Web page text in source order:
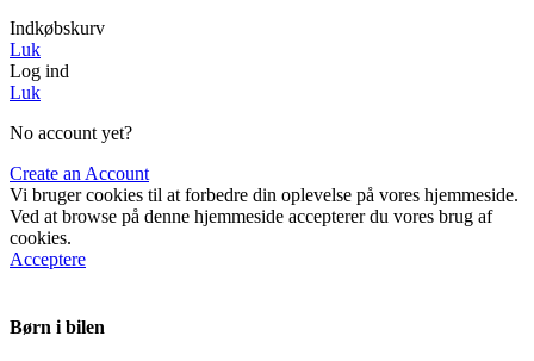
Indkøbskurv
Luk
Log ind
Luk
No account yet?
Create an Account
Vi bruger cookies til at forbedre din oplevelse på vores hjemmeside.
Ved at browse på denne hjemmeside accepterer du vores brug af
cookies.
Acceptere
Børn i bilen